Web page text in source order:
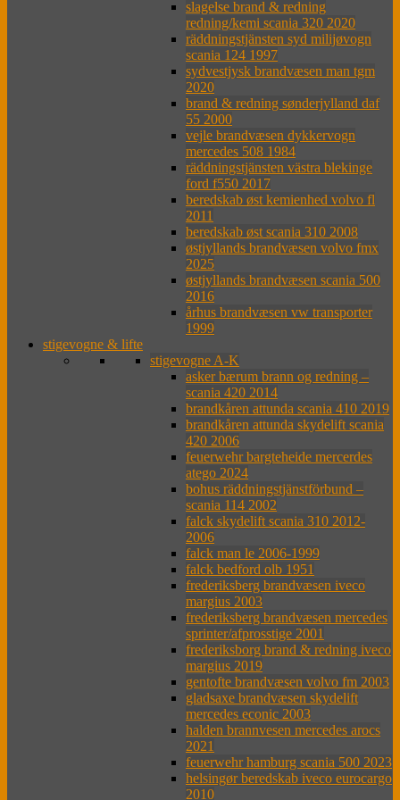
slagelse brand & redning
redning/kemi scania 320 2020
räddningstjänsten syd milijøvogn
scania 124 1997
sydvestjysk brandvæsen man tgm
2020
brand & redning sønderjylland daf
55 2000
vejle brandvæsen dykkervogn
mercedes 508 1984
räddningstjänsten västra blekinge
ford f550 2017
beredskab øst kemienhed volvo fl
2011
beredskab øst scania 310 2008
østjyllands brandvæsen volvo fmx
2025
østjyllands brandvæsen scania 500
2016
århus brandvæsen vw transporter
1999
stigevogne & lifte
stigevogne A-K
asker bærum brann og redning –
scania 420 2014
brandkåren attunda scania 410 2019
brandkåren attunda skydelift scania
420 2006
feuerwehr bargteheide mercerdes
atego 2024
bohus räddningstjänstförbund –
scania 114 2002
falck skydelift scania 310 2012-
2006
falck man le 2006-1999
falck bedford olb 1951
frederiksberg brandvæsen iveco
margius 2003
frederiksberg brandvæsen mercedes
sprinter/afprosstige 2001
frederiksborg brand & redning iveco
margius 2019
gentofte brandvæsen volvo fm 2003
gladsaxe brandvæsen skydelift
mercedes econic 2003
halden brannvesen mercedes arocs
2021
feuerwehr hamburg scania 500 2023
helsingør beredskab iveco eurocargo
2010